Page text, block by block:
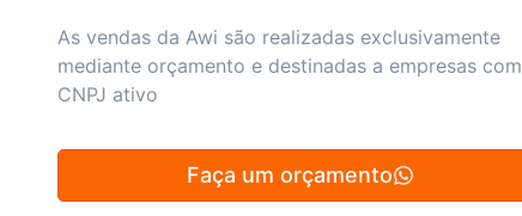
As vendas da Awi são realizadas exclusivamente
mediante orçamento e destinadas a empresas com
CNPJ ativo
Faça um orçamento